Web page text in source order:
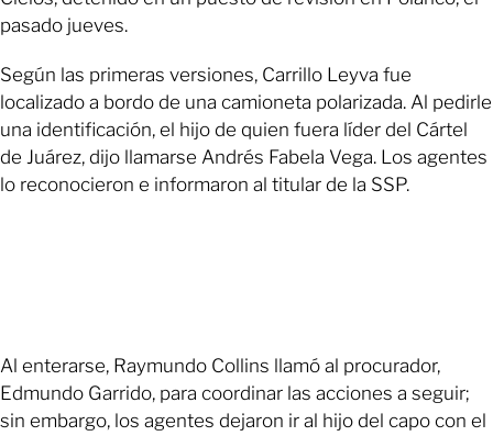
pasado jueves.
Según las primeras versiones, Carrillo Leyva fue
localizado a bordo de una camioneta polarizada. Al pedirle
una identificación, el hijo de quien fuera líder del Cártel
de Juárez, dijo llamarse Andrés Fabela Vega. Los agentes
lo reconocieron e informaron al titular de la SSP.
Al enterarse, Raymundo Collins llamó al procurador,
Edmundo Garrido, para coordinar las acciones a seguir;
sin embargo, los agentes dejaron ir al hijo del capo con el